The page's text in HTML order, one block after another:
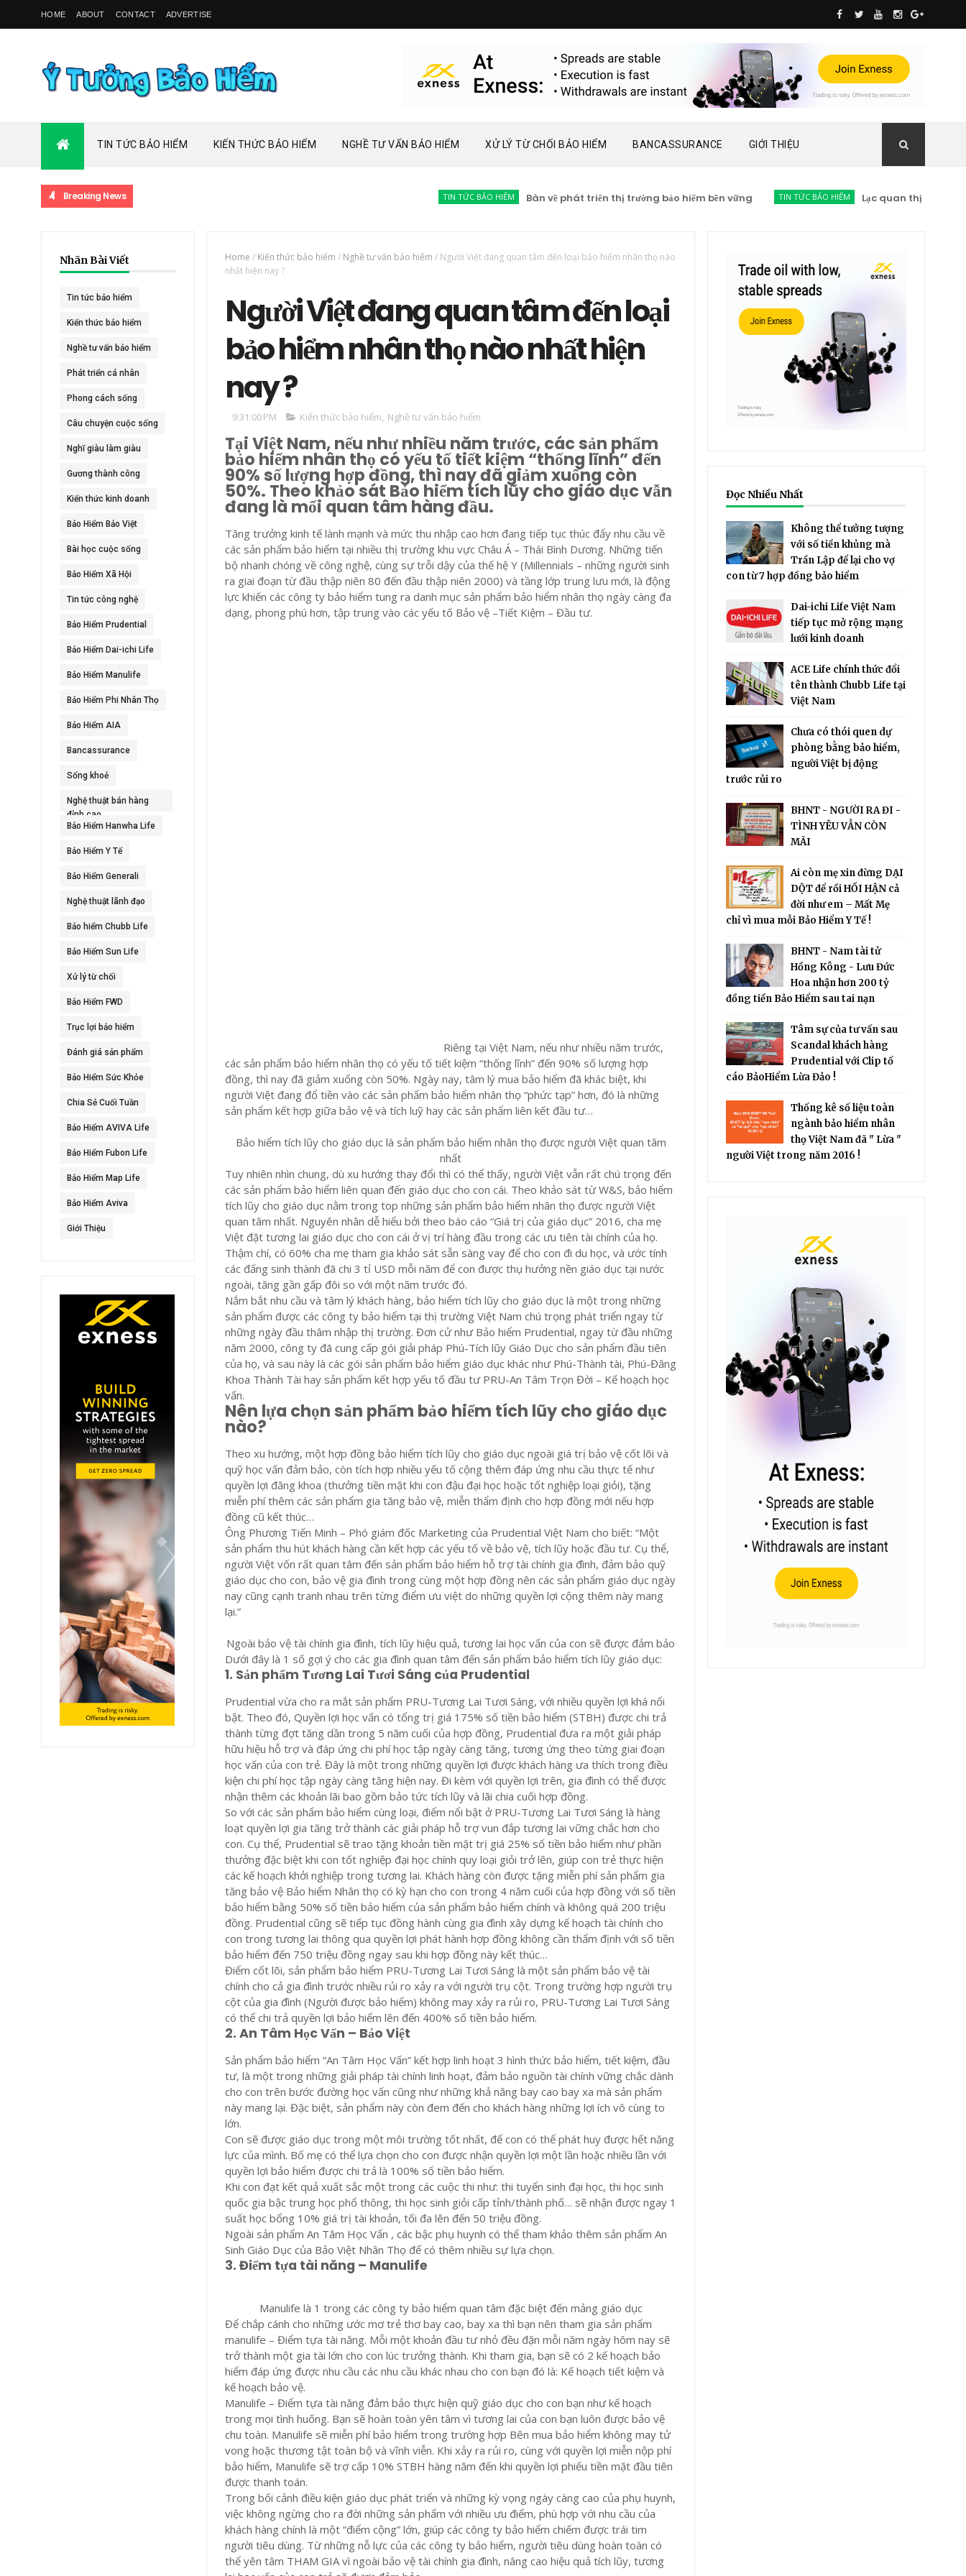
HOME ABOUT CONTACT ADVERTISE
TIN TỨC BẢO HIỂM KIẾN THỨC BẢO HIỂM NGHỀ TƯ VẤN BẢO HIỂM XỬ LÝ TỪ CHỐI BẢO HIỂM BANCASSURANCE GIỚI THIỆU
Breaking News TIN TỨC BẢO HIỂM Bàn về phát triển thị trường bảo hiểm bền vững TIN TỨC BẢO HIỂM Lạc quan thị trường bảo
Nhãn Bài Viết
Tin tức bảo hiểm
Kiến thức bảo hiểm
Nghề tư vấn bảo hiểm
Phát triển cá nhân
Phong cách sống
Câu chuyện cuộc sống
Nghĩ giàu làm giàu
Gương thành công
Kiến thức kinh doanh
Bảo Hiểm Bảo Việt
Bài học cuộc sống
Bảo Hiểm Xã Hội
Tin tức công nghệ
Bảo Hiểm Prudential
Bảo Hiểm Dai-ichi Life
Bảo Hiểm Manulife
Bảo Hiểm Phi Nhân Thọ
Bảo Hiểm AIA
Bancassurance
Sống khoẻ
Nghệ thuật bán hàng
đỉnh cao
Bảo Hiểm Hanwha Life
Bảo Hiểm Y Tế
Bảo Hiểm Generali
Nghệ thuật lãnh đạo
Bảo hiểm Chubb Life
Bảo Hiểm Sun Life
Xử lý từ chối
Bảo Hiểm FWD
Trục lợi bảo hiểm
Đánh giá sản phẩm
Bảo Hiểm Sức Khỏe
Chia Sẻ Cuối Tuần
Bảo Hiểm AVIVA Life
Bảo Hiểm Fubon Life
Bảo Hiểm Map Life
Bảo Hiểm Aviva
Giới Thiệu
Home / Kiến thức bảo hiểm / Nghề tư vấn bảo hiểm / Người Việt đang quan tâm đến loại bảo hiểm nhân thọ nào
nhất hiện nay ?
Người Việt đang quan tâm đến loại
bảo hiểm nhân thọ nào nhất hiện
nay ?
9:31:00 PM Kiến thức bảo hiểm, Nghề tư vấn bảo hiểm
Tại Việt Nam, nếu như nhiều năm trước, các sản phẩm
bảo hiểm nhân thọ có yếu tố tiết kiệm “thống lĩnh” đến
90% số lượng hợp đồng, thì nay đã giảm xuống còn
50%. Theo khảo sát Bảo hiểm tích lũy cho giáo dục vẫn
đang là mối quan tâm hàng đầu.
Tăng trưởng kinh tế lành mạnh và mức thu nhập cao hơn đang tiếp tục thúc đẩy nhu cầu về
các sản phẩm bảo hiểm tại nhiều thị trường khu vực Châu Á – Thái Bình Dương. Những tiến
bộ nhanh chóng về công nghệ, cùng sự trỗi dậy của thế hệ Y (Millennials – những người sinh
ra giai đoạn từ đầu thập niên 80 đến đầu thập niên 2000) và tầng lớp trung lưu mới, là động
lực khiến các công ty bảo hiểm tung ra danh mục sản phẩm bảo hiểm nhân thọ ngày càng đa
dạng, phong phú hơn, tập trung vào các yếu tố Bảo vệ –Tiết Kiệm – Đầu tư.
Riêng tại Việt Nam, nếu như nhiều năm trước,
các sản phẩm bảo hiểm nhân thọ có yếu tố tiết kiệm “thống lĩnh” đến 90% số lượng hợp
đồng, thì nay đã giảm xuống còn 50%. Ngày nay, tâm lý mua bảo hiểm đã khác biệt, khi
người Việt đang đổ tiền vào các sản phẩm bảo hiểm nhân thọ “phức tạp” hơn, đó là những
sản phẩm kết hợp giữa bảo vệ và tích luỹ hay các sản phẩm liên kết đầu tư…
Bảo hiểm tích lũy cho giáo dục là sản phẩm bảo hiểm nhân thọ được người Việt quan tâm
nhất
Tuy nhiên nhìn chung, dù xu hướng thay đổi thì có thể thấy, người Việt vẫn rất chú trọng đến
các sản phẩm bảo hiểm liên quan đến giáo dục cho con cái. Theo khảo sát từ W&S, bảo hiểm
tích lũy cho giáo dục nằm trong top những sản phẩm bảo hiểm nhân thọ được người Việt
quan tâm nhất. Nguyên nhân dễ hiểu bởi theo báo cáo “Giá trị của giáo dục” 2016, cha mẹ
Việt đặt tương lai giáo dục cho con cái ở vị trí hàng đầu trong các ưu tiên tài chính của họ.
Thậm chí, có 60% cha mẹ tham gia khảo sát sẵn sàng vay để cho con đi du học, và ước tính
các đấng sinh thành đã chi 3 tỉ USD mỗi năm để con được thụ hưởng nền giáo dục tại nước
ngoài, tăng gần gấp đôi so với một năm trước đó.
Nắm bắt nhu cầu và tâm lý khách hàng, bảo hiểm tích lũy cho giáo dục là một trong những
sản phẩm được các công ty bảo hiểm tại thị trường Việt Nam chú trọng phát triển ngay từ
những ngày đầu thâm nhập thị trường. Đơn cử như Bảo hiểm Prudential, ngay từ đầu những
năm 2000, công ty đã cung cấp gói giải pháp Phú-Tích lũy Giáo Dục cho sản phẩm đầu tiên
của họ, và sau này là các gói sản phẩm bảo hiểm giáo dục khác như Phú-Thành tài, Phú-Đăng
Khoa Thành Tài hay sản phẩm kết hợp yếu tố đầu tư PRU-An Tâm Trọn Đời – Kế hoạch học
vấn.
Nên lựa chọn sản phẩm bảo hiểm tích lũy cho giáo dục
nào?
Theo xu hướng, một hợp đồng bảo hiểm tích lũy cho giáo dục ngoài giá trị bảo vệ cốt lõi và
quỹ học vấn đảm bảo, còn tích hợp nhiều yếu tố cộng thêm đáp ứng nhu cầu thực tế như
quyền lợi đăng khoa (thưởng tiền mặt khi con đậu đại học hoặc tốt nghiệp loại giỏi), tặng
miễn phí thêm các sản phẩm gia tăng bảo vệ, miễn thẩm định cho hợp đồng mới nếu hợp
đồng cũ kết thúc…
Ông Phương Tiến Minh – Phó giám đốc Marketing của Prudential Việt Nam cho biết: “Một
sản phẩm thu hút khách hàng cần kết hợp các yếu tố về bảo vệ, tích lũy hoặc đầu tư. Cụ thể,
người Việt vốn rất quan tâm đến sản phẩm bảo hiểm hỗ trợ tài chính gia đình, đảm bảo quỹ
giáo dục cho con, bảo vệ gia đình trong cùng một hợp đồng nên các sản phẩm giáo dục ngày
nay cũng cạnh tranh nhau trên từng điểm ưu việt do những quyền lợi cộng thêm này mang
lại.”
Ngoài bảo vệ tài chính gia đình, tích lũy hiệu quả, tương lai học vấn của con sẽ được đảm bảo
Dưới đây là 1 số gợi ý cho các gia đình quan tâm đến sản phẩm bảo hiểm tích lũy giáo dục:
1. Sản phẩm Tương Lai Tươi Sáng của Prudential
Prudential vừa cho ra mắt sản phẩm PRU-Tương Lai Tươi Sáng, với nhiều quyền lợi khá nổi
bật. Theo đó, Quyền lợi học vấn có tổng trị giá 175% số tiền bảo hiểm (STBH) được chi trả
thành từng đợt tăng dần trong 5 năm cuối của hợp đồng, Prudential đưa ra một giải pháp
hữu hiệu hỗ trợ và đáp ứng chi phí học tập ngày càng tăng, tương ứng theo từng giai đoạn
học vấn của con trẻ. Đây là một trong những quyền lợi được khách hàng ưa thích trong điều
kiện chi phí học tập ngày càng tăng hiện nay. Đi kèm với quyền lợi trên, gia đình có thể được
nhận thêm các khoản lãi bao gồm bảo tức tích lũy và lãi chia cuối hợp đồng.
So với các sản phẩm bảo hiểm cùng loại, điểm nổi bật ở PRU-Tương Lai Tươi Sáng là hàng
loạt quyền lợi gia tăng trở thành các giải pháp hỗ trợ vun đắp tương lai vững chắc hơn cho
con. Cụ thể, Prudential sẽ trao tặng khoản tiền mặt trị giá 25% số tiền bảo hiểm như phần
thưởng đặc biệt khi con tốt nghiệp đại học chính quy loại giỏi trở lên, giúp con trẻ thực hiện
các kế hoạch khởi nghiệp trong tương lai. Khách hàng còn được tặng miễn phí sản phẩm gia
tăng bảo vệ Bảo hiểm Nhân thọ có kỳ hạn cho con trong 4 năm cuối của hợp đồng với số tiền
bảo hiểm bằng 50% số tiền bảo hiểm của sản phẩm bảo hiểm chính và không quá 200 triệu
đồng. Prudential cũng sẽ tiếp tục đồng hành cùng gia đình xây dựng kế hoạch tài chính cho
con trong tương lai thông qua quyền lợi phát hành hợp đồng không cần thẩm định với số tiền
bảo hiểm đến 750 triệu đồng ngay sau khi hợp đồng này kết thúc…
Điểm cốt lõi, sản phẩm bảo hiểm PRU-Tương Lai Tươi Sáng là một sản phẩm bảo vệ tài
chính cho cả gia đình trước nhiều rủi ro xảy ra với người trụ cột. Trong trường hợp người trụ
cột của gia đình (Người được bảo hiểm) không may xảy ra rủi ro, PRU-Tương Lai Tươi Sáng
có thể chi trả quyền lợi bảo hiểm lên đến 400% số tiền bảo hiểm.
2. An Tâm Học Vấn – Bảo Việt
Sản phẩm bảo hiểm “An Tâm Học Vấn” kết hợp linh hoạt 3 hình thức bảo hiểm, tiết kiệm, đầu
tư, là một trong những giải pháp tài chính linh hoạt, đảm bảo nguồn tài chính vững chắc dành
cho con trên bước đường học vấn cũng như những khả năng bay cao bay xa mà sản phẩm
này mang lại. Đặc biệt, sản phẩm này còn đem đến cho khách hàng những lợi ích vô cùng to
lớn.
Con sẽ được giáo dục trong một môi trường tốt nhất, để con có thể phát huy được hết năng
lực của mình. Bố mẹ có thể lựa chọn cho con được nhận quyền lợi một lần hoặc nhiều lần với
quyền lợi bảo hiểm được chi trả là 100% số tiền bảo hiểm.
Khi con đạt kết quả xuất sắc một trong các cuộc thi như: thi tuyển sinh đại học, thi học sinh
quốc gia bậc trung học phổ thông, thi học sinh giỏi cấp tỉnh/thành phố… sẽ nhận được ngay 1
suất học bổng 10% giá trị tài khoản, tối đa lên đến 50 triệu đồng.
Ngoài sản phẩm An Tâm Học Vấn , các bậc phụ huynh có thể tham khảo thêm sản phẩm An
Sinh Giáo Dục của Bảo Việt Nhân Thọ để có thêm nhiều sự lựa chọn.
3. Điểm tựa tài năng – Manulife
Manulife là 1 trong các công ty bảo hiểm quan tâm đặc biệt đến mảng giáo dục
Để chắp cánh cho những ước mơ trẻ thơ bay cao, bay xa thì bạn nên tham gia sản phẩm
manulife – Điểm tựa tài năng. Mỗi một khoản đầu tư nhỏ đều đặn mỗi năm ngày hôm nay sẽ
trở thành một gia tài lớn cho con lúc trưởng thành. Khi tham gia, bạn sẽ có 2 kế hoạch bảo
hiểm đáp ứng được nhu cầu các nhu cầu khác nhau cho con bạn đó là: Kế hoạch tiết kiệm và
kế hoạch bảo vệ.
Manulife – Điểm tựa tài năng đảm bảo thực hiện quỹ giáo dục cho con bạn như kế hoạch
trong mọi tình huống. Bạn sẽ hoàn toàn yên tâm vì tương lai của con bạn luôn được bảo vệ
chu toàn. Manulife sẽ miễn phí bảo hiểm trong trường hợp Bên mua bảo hiểm không may tử
vong hoặc thương tật toàn bộ và vĩnh viễn. Khi xảy ra rủi ro, cùng với quyền lợi miễn nộp phí
bảo hiểm, Manulife sẽ trợ cấp 10% STBH hàng năm đến khi quyền lợi phiếu tiền mặt đầu tiên
được thanh toán.
Trong bối cảnh điều kiện giáo dục phát triển và những kỳ vọng ngày càng cao của phụ huynh,
việc không ngừng cho ra đời những sản phẩm với nhiều ưu điểm, phù hợp với nhu cầu của
khách hàng chính là một “điểm cộng” lớn, giúp các công ty bảo hiểm chiếm được trái tim
người tiêu dùng. Từ những nỗ lực của các công ty bảo hiểm, người tiêu dùng hoàn toàn có
thể yên tâm THAM GIA vì ngoài bảo vệ tài chính gia đình, nâng cao hiệu quả tích lũy, tương
Đọc Nhiều Nhất
Không thể tưởng tượng
với số tiền khủng mà
Trần Lập để lại cho vợ
con từ 7 hợp đồng bảo hiểm
Dai-ichi Life Việt Nam
tiếp tục mở rộng mạng
lưới kinh doanh
ACE Life chính thức đổi
tên thành Chubb Life tại
Việt Nam
Chưa có thói quen dự
phòng bằng bảo hiểm,
người Việt bị động
trước rủi ro
BHNT - NGƯỜI RA ĐI -
TÌNH YÊU VẪN CÒN
MÃI
Ai còn mẹ xin đừng DẠI
DỘT để rồi HỐI HẬN cả
đời như em – Mất Mẹ
chỉ vì mua mỗi Bảo Hiểm Y Tế !
BHNT - Nam tài tử
Hồng Kông - Lưu Đức
Hoa nhận hơn 200 tỷ
đồng tiền Bảo Hiểm sau tai nạn
Tâm sự của tư vấn sau
Scandal khách hàng
Prudential với Clip tố
cáo BảoHiểm Lừa Đảo !
Thống kê số liệu toàn
ngành bảo hiểm nhân
thọ Việt Nam đã " Lừa "
người Việt trong năm 2016 !